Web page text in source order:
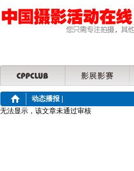
动态播报
无法显示，该文章未通过审核